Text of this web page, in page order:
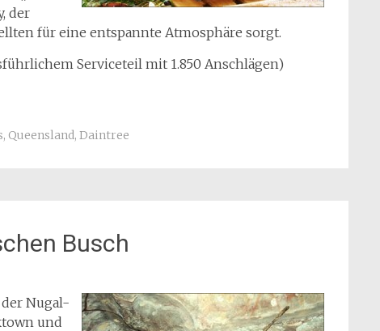
der
für eine entspannte Atmosphäre sorgt.
Serviceteil mit 1.850 Anschlägen)
, Queensland, Daintree
Busch
Nugal-
und